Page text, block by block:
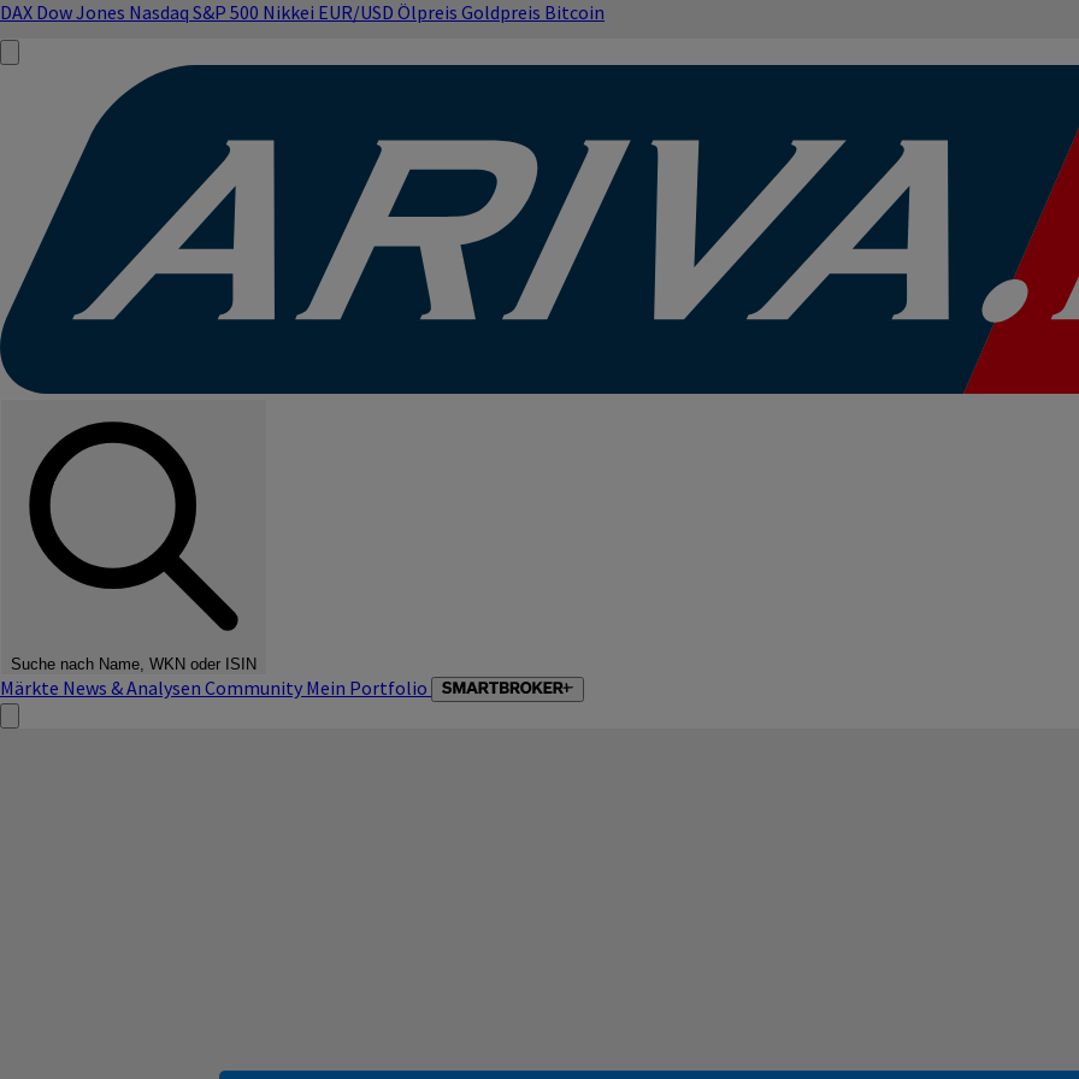
DAX Dow Jones Nasdaq S&P 500 Nikkei EUR/USD Ölpreis Goldpreis Bitcoin
Suche nach Name, WKN oder ISIN
Märkte News & Analysen Community Mein Portfolio